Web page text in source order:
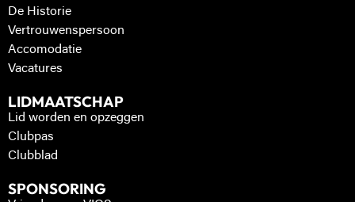
De Historie
Vertrouwenspersoon
Accomodatie
Vacatures
LIDMAATSCHAP
Lid worden en opzeggen
Clubpas
Clubblad
SPONSORING